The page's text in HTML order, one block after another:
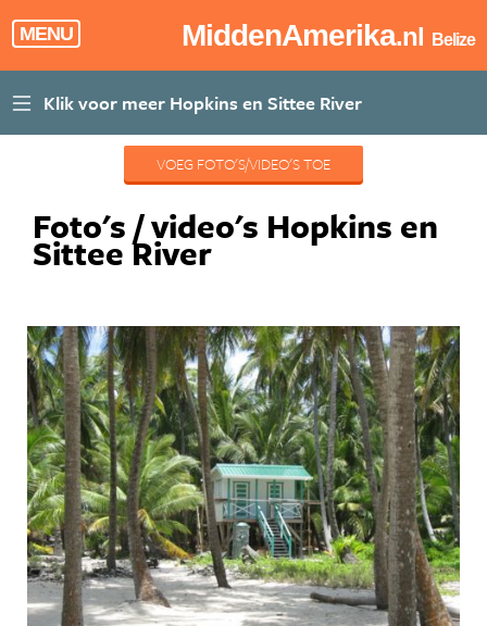
MENU MiddenAmerika.nl Belize
VOEG FOTO'S/VIDEO'S TOE
Foto's / video's Hopkins en
Sittee River